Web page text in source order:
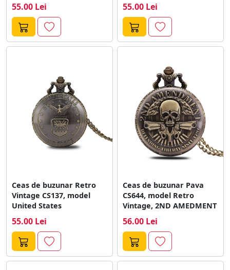
55.00 Lei 55.00 Lei
Ceas de buzunar Retro
Vintage CS137, model
United States
55.00 Lei
Ceas de buzunar Pava
CS644, model Retro
Vintage, 2ND AMEDMENT
56.00 Lei